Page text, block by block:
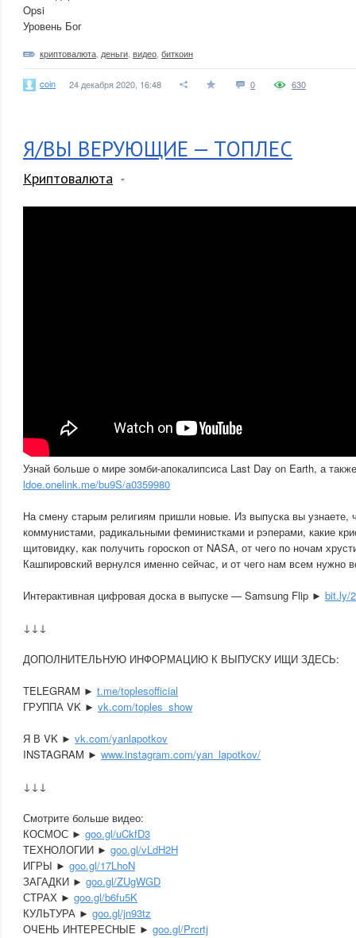
Opsi
Уровень Бог
криптовалюта деньги видео биткоин
coin 24 декабря 2020, 16:48 0 630
Я/ВЫ ВЕРУЮЩИЕ — ТОПЛЕС
Криптовалюта
Узнай больше о мире зомби-апокалипсиса Last Day on Earth, а
ldoe.onelink.me/bu9S/a0359980
На смену старым религиям пришли новые. Из выпуска вы узнаете,
коммунистами, радикальными феминистками и рэперами, какие
щитовидку, как получить гороскоп от NASA, от чего по ночам
Кашпировский вернулся именно сейчас, и от чего нам всем нужно
Интерактивная цифровая доска в выпуске — Samsung Flip ► bit.ly/
↓↓↓
ДОПОЛНИТЕЛЬНУЮ ИНФОРМАЦИЮ К ВЫПУСКУ ИЩИ ЗДЕСЬ:
TELEGRAM ► t.me/toplesofficial
ГРУППА VK ► vk.com/toples_show
Я В VK ► vk.com/yanlapotkov
INSTAGRAM ► www.instagram.com/yan_lapotkov/
↓↓↓
Смотрите больше видео:
КОСМОС ► goo.gl/uCkfD3
ТЕХНОЛОГИИ ► goo.gl/vLdH2H
ИГРЫ ► goo.gl/17LhoN
ЗАГАДКИ ► goo.gl/ZUgWGD
СТРАХ ► goo.gl/b6fu5K
КУЛЬТУРА ► goo.gl/jn93tz
ОЧЕНЬ ИНТЕРЕСНЫЕ ► goo.gl/Prcrtj